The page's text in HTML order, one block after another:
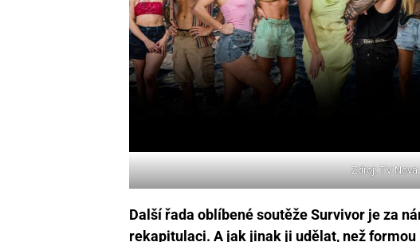
Zdroj: TV Nova
Další řada oblíbené soutěže Survivor je za
rekapitulaci. A jak jinak ji udělat, než